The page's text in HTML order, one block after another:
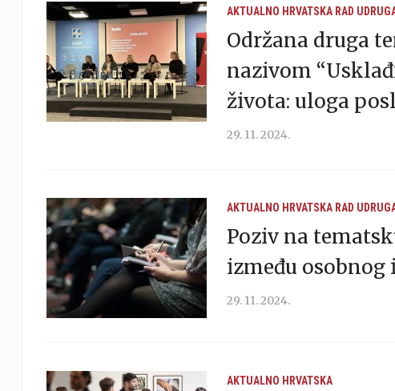
AKTUALNO HRVATSKA RAD
Održana druga
nazivom
života: uloga
29. 11. 2024.
AKTUALNO HRVATSKA RAD
Poziv na
između osobnog
29. 11. 2024.
AKTUALNO HRVATSKA